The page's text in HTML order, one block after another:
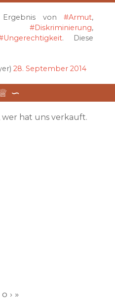
von#Armut,
#Diskriminierung,
. Diese
28. September 2014
hat uns verkauft.